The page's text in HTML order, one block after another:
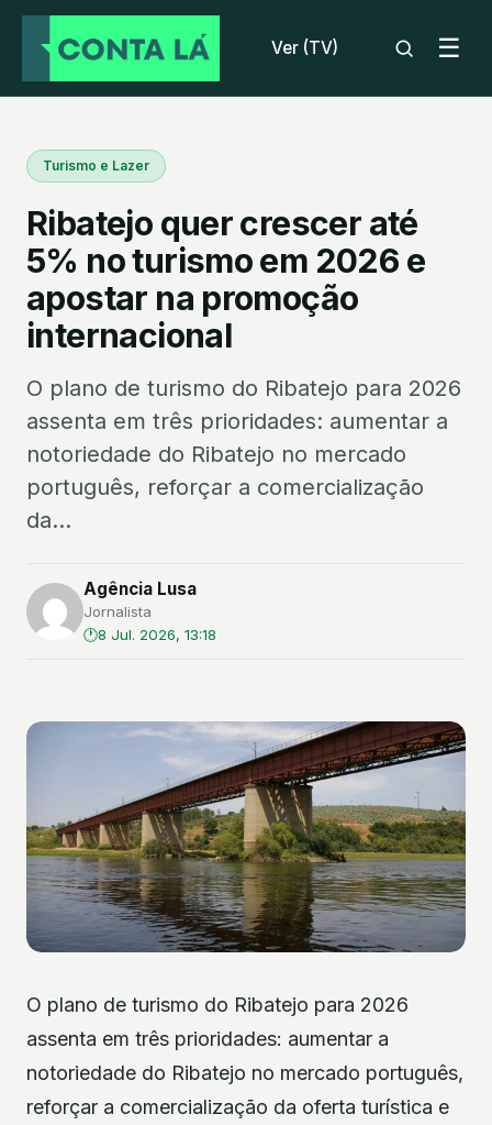
Ver (TV) ☰
Turismo e Lazer
Ribatejo quer crescer até
5% no turismo em 2026 e
apostar na promoção
internacional
O plano de turismo do Ribatejo para 2026
assenta em três prioridades: aumentar a
notoriedade do Ribatejo no mercado
português, reforçar a comercialização
da...
Agência Lusa
Jornalista
8 Jul. 2026, 13:18
O plano de turismo do Ribatejo para 2026
assenta em três prioridades: aumentar a
notoriedade do Ribatejo no mercado português,
reforçar a comercialização da oferta turística e